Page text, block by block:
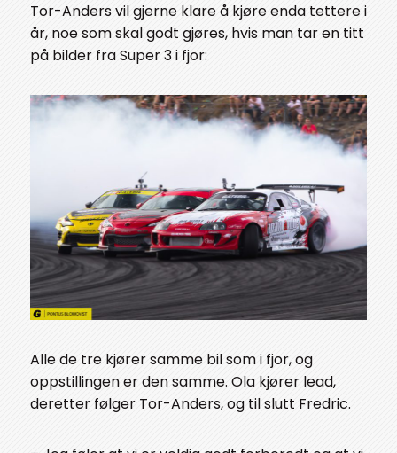
Tor-Anders vil gjerne klare å kjøre enda tettere i
år, noe som skal godt gjøres, hvis man tar en titt
på bilder fra Super 3 i fjor:
Alle de tre kjører samme bil som i fjor, og
oppstillingen er den samme. Ola kjører lead,
deretter følger Tor-Anders, og til slutt Fredric.